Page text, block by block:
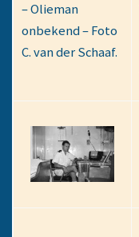
– Olieman
onbekend – Foto
C. van der Schaaf.